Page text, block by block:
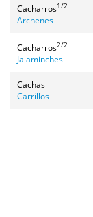
Cacharros1/2
Archenes
Cacharros2/2
Jalaminches
Cachas
Carrillos